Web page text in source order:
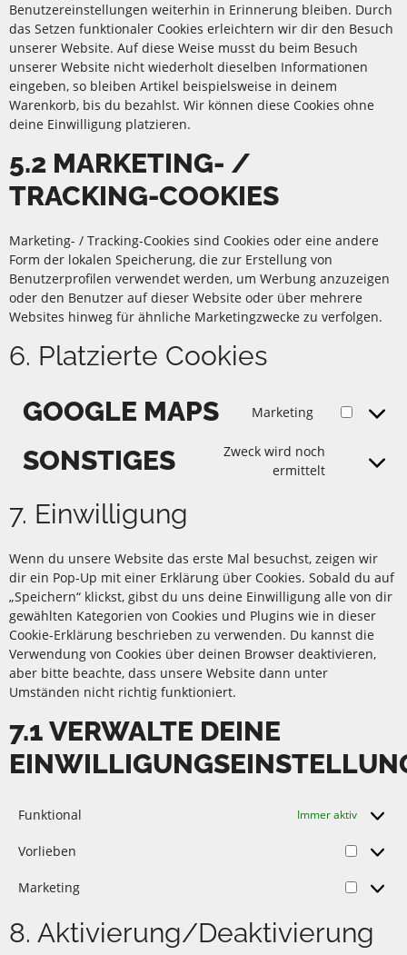
Benutzereinstellungen weiterhin in Erinnerung bleiben. Durch
das Setzen funktionaler Cookies erleichtern wir dir den Besuch
unserer Website. Auf diese Weise musst du beim Besuch
unserer Website nicht wiederholt dieselben Informationen
eingeben, so bleiben Artikel beispielsweise in deinem
Warenkorb, bis du bezahlst. Wir können diese Cookies ohne
deine Einwilligung platzieren.
5.2 MARKETING- /
TRACKING-COOKIES
Marketing- / Tracking-Cookies sind Cookies oder eine andere
Form der lokalen Speicherung, die zur Erstellung von
Benutzerprofilen verwendet werden, um Werbung anzuzeigen
oder den Benutzer auf dieser Website oder über mehrere
Websites hinweg für ähnliche Marketingzwecke zu verfolgen.
6. Platzierte Cookies
GOOGLE MAPS
Marketing
SONSTIGES
Zweck wird noch
ermittelt
7. Einwilligung
Wenn du unsere Website das erste Mal besuchst, zeigen wir
dir ein Pop-Up mit einer Erklärung über Cookies. Sobald du auf
„Speichern“ klickst, gibst du uns deine Einwilligung alle von dir
gewählten Kategorien von Cookies und Plugins wie in dieser
Cookie-Erklärung beschrieben zu verwenden. Du kannst die
Verwendung von Cookies über deinen Browser deaktivieren,
aber bitte beachte, dass unsere Website dann unter
Umständen nicht richtig funktioniert.
7.1 VERWALTE DEINE
Funktional Immer aktiv
Vorlieben
Marketing
8. Aktivierung/Deaktivierung